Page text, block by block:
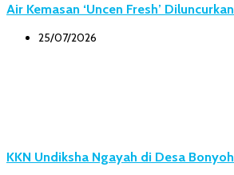
Air Kemasan ‘Uncen Fresh’ Diluncurkan
25/07/2026
KKN Undiksha Ngayah di Desa Bonyoh